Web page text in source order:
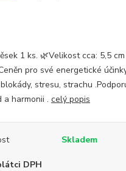
1 ks. 🌿Velikost cca: 5,5
pro své energetické
stresu, strachu
a harmonii . celý popis
Skladem
DPH